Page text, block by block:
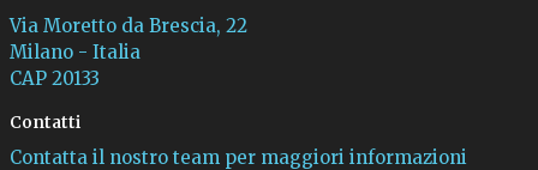
Via Moretto da Brescia, 22
Milano - Italia
CAP 20133
Contatti
Contatta il nostro team per maggiori informazioni